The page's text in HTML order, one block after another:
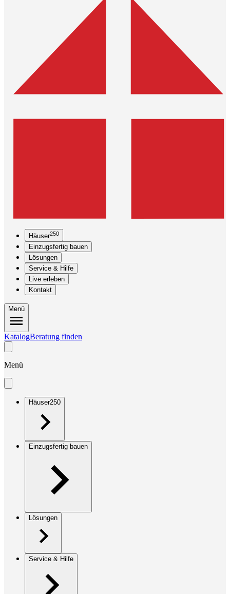
Häuser250
Einzugsfertig bauen
Lösungen
Service & Hilfe
Live erleben
Kontakt
Menü
KatalogBeratung finden
Menü
Häuser250
Einzugsfertig bauen
Lösungen
Service & Hilfe